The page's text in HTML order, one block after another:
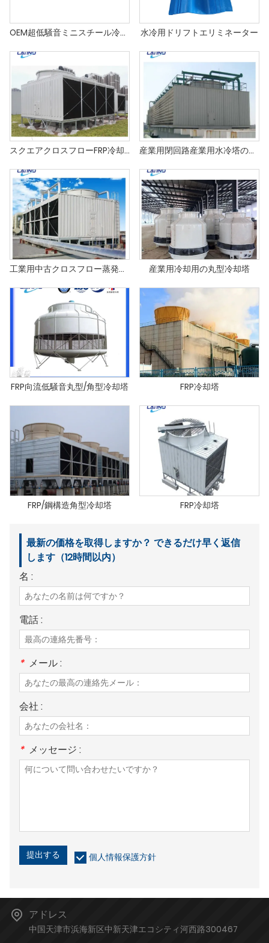
OEM超低騒音ミニスチール冷却塔メーカー 水冷用ドリフトエリミネーター
スクエアクロスフローFRP冷却塔ODM＆OEM提供 産業用閉回路産業用水冷塔の製造
工業用中古クロスフロー蒸発複合向流冷却塔 産業用冷却用の丸型冷却塔
FRP向流低騒音丸型/角型冷却塔 FRP冷却塔
FRP/鋼構造角型冷却塔 FRP冷却塔
最新の価格を取得しますか？ できるだけ早く返信
します（12時間以内）
名 :
電話 :
* メール :
会社 :
* メッセージ :
提出する 個人情報保護方針
アドレス
中国天津市浜海新区中新天津エコシティ河西路300467